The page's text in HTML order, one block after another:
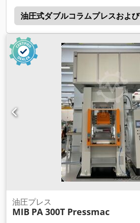
油圧式ダブルコラムプレスおよ
油圧プレス
MIB PA 300T Pressmac